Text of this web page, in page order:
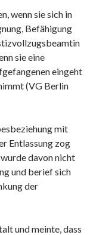
wenn sie sich in
Befähigung
sie eine
eingeht
(VG Berlin
mit
Entlassung zog
davon nicht
und berief sich
der
und meinte, dass